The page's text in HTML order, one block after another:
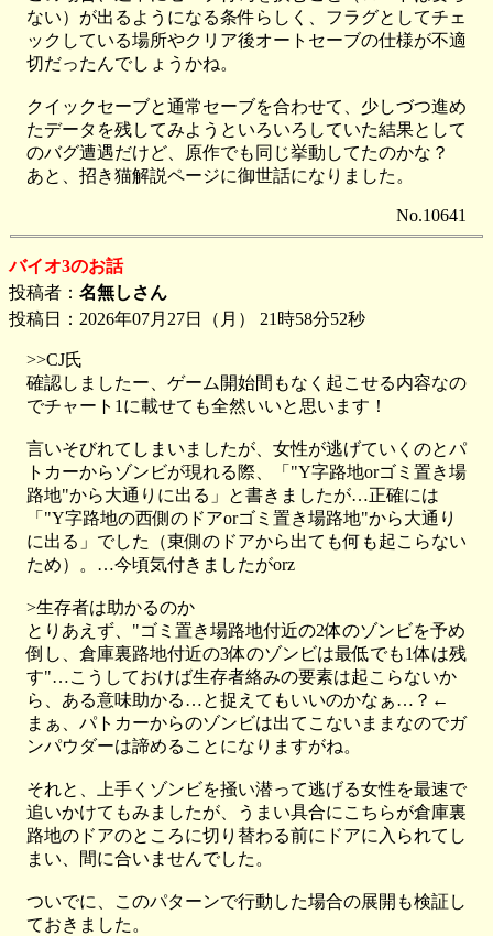
ない）が出るようになる条件らしく、フラグとしてチェ
ックしている場所やクリア後オートセーブの仕様が不適
切だったんでしょうかね。
クイックセーブと通常セーブを合わせて、少しづつ進め
たデータを残してみようといろいろしていた結果として
のバグ遭遇だけど、原作でも同じ挙動してたのかな？
あと、招き猫解説ページに御世話になりました。
No.10641
バイオ3のお話
投稿者： 名無しさん
投稿日：2026年07月27日（月） 21時58分52秒
>>CJ氏
確認しましたー、ゲーム開始間もなく起こせる内容なの
でチャート1に載せても全然いいと思います！
言いそびれてしまいましたが、女性が逃げていくのとパ
トカーからゾンビが現れる際、「"Y字路地orゴミ置き場
路地"から大通りに出る」と書きましたが…正確には
「"Y字路地の西側のドアorゴミ置き場路地"から大通り
に出る」でした（東側のドアから出ても何も起こらない
ため）。…今頃気付きましたがorz
>生存者は助かるのか
とりあえず、"ゴミ置き場路地付近の2体のゾンビを予め
倒し、倉庫裏路地付近の3体のゾンビは最低でも1体は残
す"…こうしておけば生存者絡みの要素は起こらないか
ら、ある意味助かる…と捉えてもいいのかなぁ…？←
まぁ、パトカーからのゾンビは出てこないままなのでガ
ンパウダーは諦めることになりますがね。
それと、上手くゾンビを掻い潜って逃げる女性を最速で
追いかけてもみましたが、うまい具合にこちらが倉庫裏
路地のドアのところに切り替わる前にドアに入られてし
まい、間に合いませんでした。
ついでに、このパターンで行動した場合の展開も検証し
ておきました。